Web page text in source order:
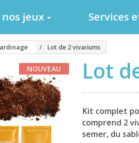
nos jeux Services
Lot de 2 vivariums
NOUVEAU Lot
Kit complet
comprend 2
semer, du